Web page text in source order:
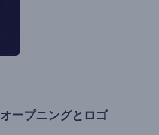
オープニングとロゴ